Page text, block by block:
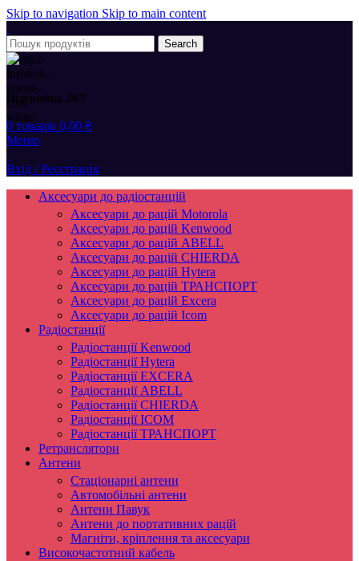
Skip to navigation Skip to main content
Search
Підтримка 24/7
0 товарів 0,00 ₴
Меню
Вхід / Реєстрація
Аксесуари до радіостанцій
Аксесуари до рацій Motorola
Аксесуари до рацій Kenwood
Аксесуари до рацій ABELL
Аксесуари до рацій CHIERDA
Аксесуари до рацій Hytera
Аксесуари до рацій ТРАНСПОРТ
Аксесуари до рацій Excera
Аксесуари до рацій Icom
Радіостанції
Радіостанції Kenwood
Радіостанції Hytera
Радіостанції EXCERA
Радіостанції ABELL
Радіостанції CHIERDA
Радіостанції ICOM
Радіостанції ТРАНСПОРТ
Ретранслятори
Антени
Стаціонарні антени
Автомобільні антени
Антени Павук
Антени до портативних рацій
Магніти, кріплення та аксесуари
Високочастотний кабель